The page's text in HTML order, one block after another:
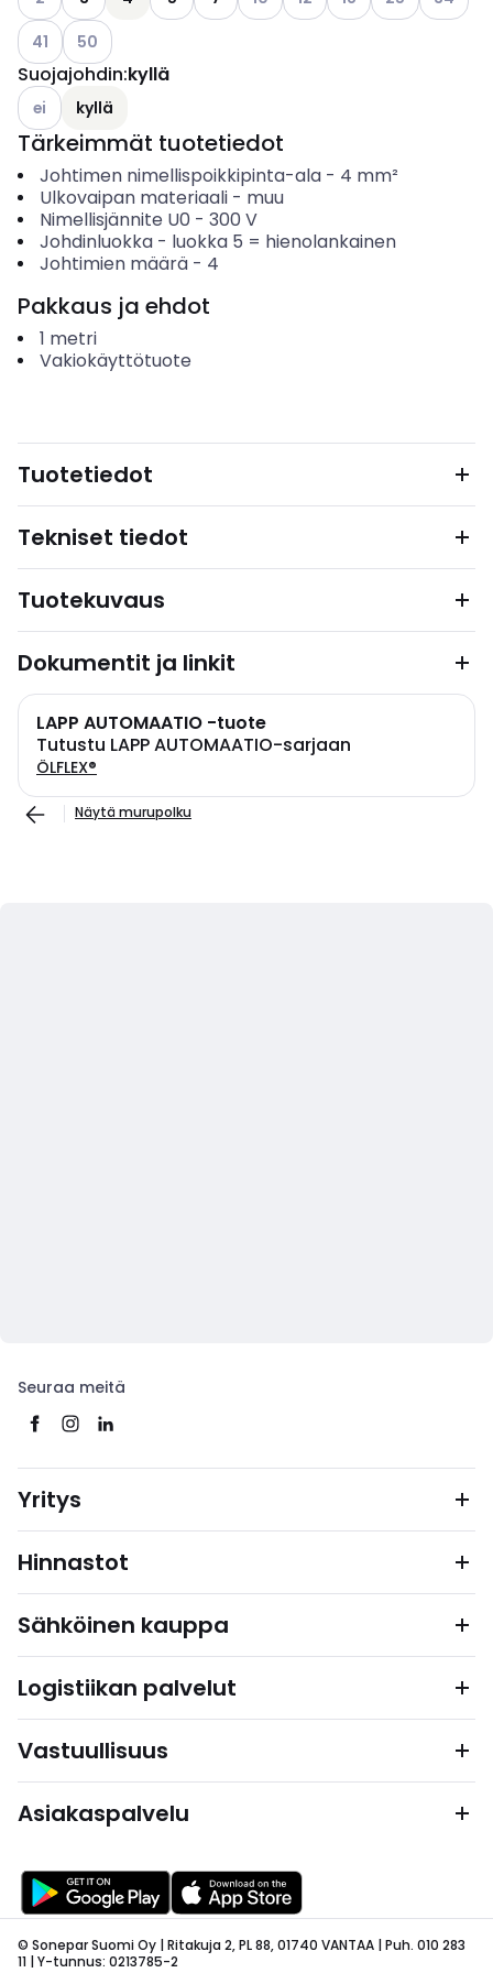
Katso käytettävissä olevat vaihtoehdot
41 Katso käytettävissä olevat vaihtoehdot
50
Suojajohdin:kyllä
Katso käytettävissä olevat vaihtoehdot
ei kyllä
Tärkeimmät tuotetiedot
Johtimen nimellispoikkipinta-ala- 4 mm²
Ulkovaipan materiaali- muu
Nimellisjännite U0 - 300 V
Johdinluokka- luokka 5 = hienolankainen
Johtimien määrä- 4
Pakkaus ja ehdot
1 metri
Vakiokäyttötuote
Tuotetiedot
Tekniset tiedot
Tuotekuvaus
Dokumentit ja linkit
LAPP AUTOMAATIO -tuote
Tutustu LAPP AUTOMAATIO-sarjaan
ÖLFLEX®
Näytä murupolku
Seuraa meitä
Yritys
Hinnastot
Sähköinen kauppa
Logistiikan palvelut
Vastuullisuus
Asiakaspalvelu
© Sonepar Suomi Oy | Ritakuja 2, PL 88, 01740 VANTAA | Puh. 010 283
11 | Y-tunnus: 0213785-2